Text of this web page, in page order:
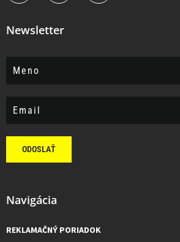
Newsletter
ODOSLAŤ
Navigácia
REKLAMAČNÝ PORIADOK